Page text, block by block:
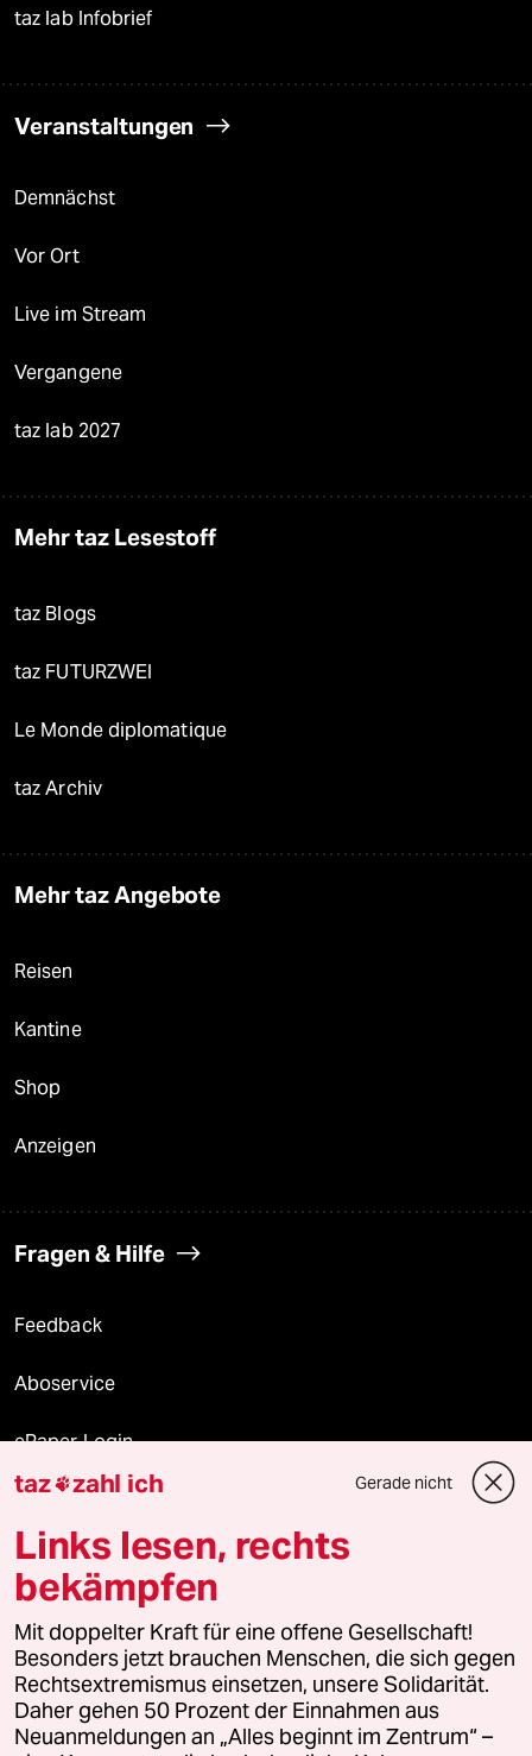
taz lab Infobrief
Veranstaltungen
Demnächst
Vor Ort
Live im Stream
Vergangene
taz lab 2027
Mehr taz Lesestoff
taz Blogs
taz FUTURZWEI
Le Monde diplomatique
taz Archiv
Mehr taz Angebote
Reisen
Kantine
Shop
Anzeigen
Fragen & Hilfe
Feedback
Aboservice
ePaper Login
Downloads für Abonnierende
© 2026 taz Verlags und Vertriebs GmbH
Alle Rechte vorbehalten. Bei rechtlichen Fragen oder für Genehmigungen
wenden Sie sich bitte an
lizenzen@taz.de
Feedback Redaktionsstatut Kommune-Richtlinien
taz zahl ich Gerade nicht
Links lesen, rechts
bekämpfen
Mit doppelter Kraft für eine offene Gesellschaft!
Besonders jetzt brauchen Menschen, die sich gegen
Rechtsextremismus einsetzen, unsere Solidarität.
Daher gehen 50 Prozent der Einnahmen aus
Neuanmeldungen an „Alles beginnt im Zentrum“ –